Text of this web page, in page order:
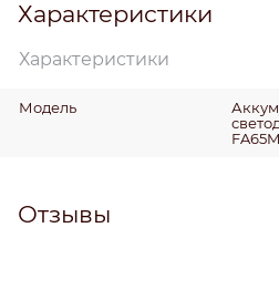
Характеристики
Характеристики
Модель
FA65M
Отзывы